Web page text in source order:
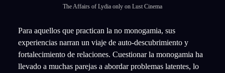
The Affairs of Lydia only on Lust Cinema
Para aquellos que practican la no monogamia, sus
experiencias narran un viaje de auto-descubrimiento y
fortalecimiento de relaciones. Cuestionar la monogamia ha
llevado a muchas parejas a abordar problemas latentes, lo